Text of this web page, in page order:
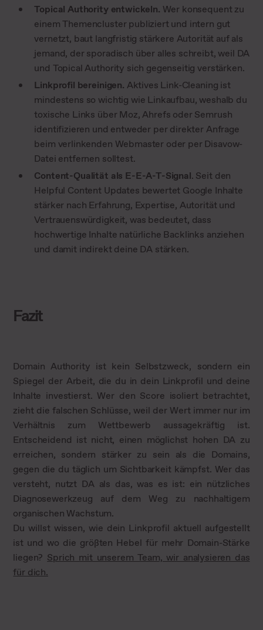
Topical Authority entwickeln. Wer konsequent zu
einem Themencluster publiziert und intern gut
vernetzt, baut langfristig stärkere Autorität auf als
jemand, der sporadisch über alles schreibt, weil DA
und Topical Authority sich gegenseitig verstärken.
Linkprofil bereinigen. Aktives Link-Cleaning ist
mindestens so wichtig wie Linkaufbau, weshalb du
toxische Links über Moz, Ahrefs oder Semrush
identifizieren und entweder per direkter Anfrage
beim verlinkenden Webmaster oder per Disavow-
Datei entfernen solltest.
Content-Qualität als E-E-A-T-Signal. Seit den
Helpful Content Updates bewertet Google Inhalte
stärker nach Erfahrung, Expertise, Autorität und
Vertrauenswürdigkeit, was bedeutet, dass
hochwertige Inhalte natürliche Backlinks anziehen
und damit indirekt deine DA stärken.
Fazit
Domain Authority ist kein Selbstzweck, sondern ein
Spiegel der Arbeit, die du in dein Linkprofil und deine
Inhalte investierst. Wer den Score isoliert betrachtet,
zieht die falschen Schlüsse, weil der Wert immer nur im
Verhältnis zum Wettbewerb aussagekräftig ist.
Entscheidend ist nicht, einen möglichst hohen DA zu
erreichen, sondern stärker zu sein als die Domains,
gegen die du täglich um Sichtbarkeit kämpfst. Wer das
versteht, nutzt DA als das, was es ist: ein nützliches
Diagnosewerkzeug auf dem Weg zu nachhaltigem
organischen Wachstum.
Du willst wissen, wie dein Linkprofil aktuell aufgestellt
ist und wo die größten Hebel für mehr Domain-Stärke
liegen? Sprich mit unserem Team, wir analysieren das
für dich.